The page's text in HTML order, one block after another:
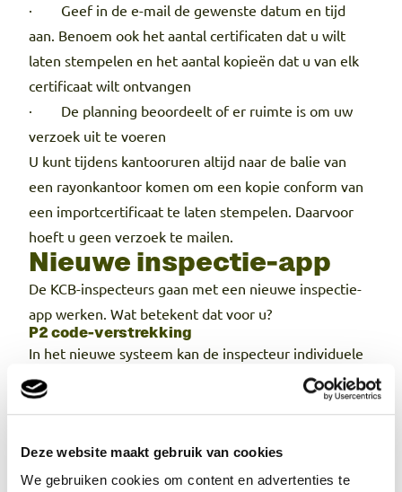
Deze website maakt gebruik van cookies
We gebruiken cookies om content en advertenties te
· Geef in de e-mail de gewenste datum en tijd
aan. Benoem ook het aantal certificaten dat u wilt
laten stempelen en het aantal kopieën dat u van elk
certificaat wilt ontvangen
· De planning beoordeelt of er ruimte is om uw
verzoek uit te voeren
U kunt tijdens kantooruren altijd naar de balie van
een rayonkantoor komen om een kopie conform van
een importcertificaat te laten stempelen. Daarvoor
hoeft u geen verzoek te mailen.
Nieuwe inspectie-app
De KCB-inspecteurs gaan met een nieuwe inspectie-
app werken. Wat betekent dat voor u?
P2 code-verstrekking
In het nieuwe systeem kan de inspecteur individuele
inspectie-aanvragen afronden. Daarmee kan de
inspecteur direct het proces starten om de P2-code te
internetverbinding. De inspecteur hoeft niet meer
zelf een synchronisatie te starten. Ook hoeft u niet